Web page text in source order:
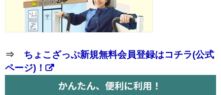
⇒ ちょこざっぷ新規無料会員登録はコチラ(公式
ページ)！